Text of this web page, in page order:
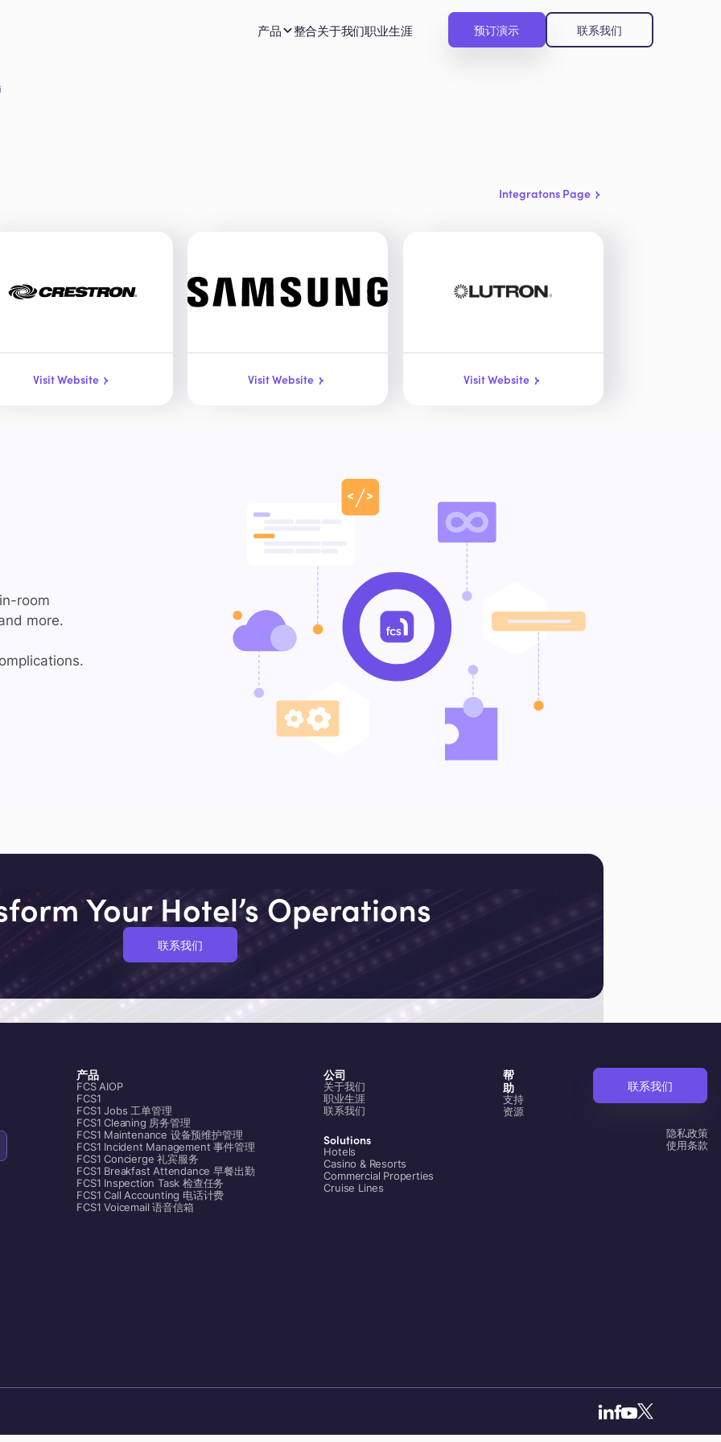
产品 整合关于我们职业生涯 预订演示 联系我们
Integratons Page
Visit Website Visit Website Visit Website
room
more.
Your Hotel’s Operations
联系我们
产品
FCS AIOP
FCS1
FCS1 Jobs 工单管理
FCS1 Cleaning 房务管理
FCS1 Maintenance 设备预维护管理
FCS1 Incident Management 事件管理
FCS1 Concierge 礼宾服务
FCS1 Breakfast Attendance 早餐出勤
FCS1 Inspection Task 检查任务
FCS1 Call Accounting 电话计费
FCS1 Voicemail 语音信箱
公司
关于我们
职业生涯
联系我们
Solutions
Hotels
Casino & Resorts
Commercial Properties
Cruise Lines
帮
助
支持
资源
联系我们
隐私政策
使用条款